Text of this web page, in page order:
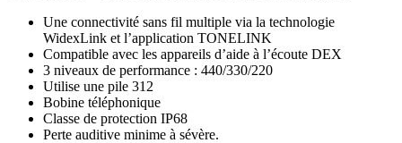
Une connectivité sans fil multiple via la technologie
WidexLink et l’application TONELINK
Compatible avec les appareils d’aide à l’écoute DEX
3 niveaux de performance : 440/330/220
Utilise une pile 312
Bobine téléphonique
Classe de protection IP68
Perte auditive minime à sévère.